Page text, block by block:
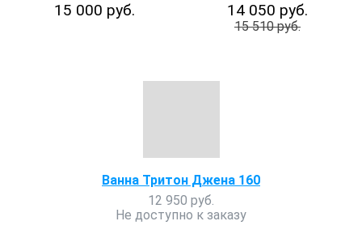
15 000 руб. 14 050 руб.
15 510 руб.
Ванна Тритон Джена 160
12 950 руб.
Не доступно к заказу